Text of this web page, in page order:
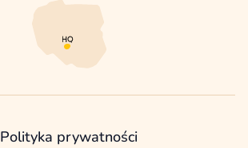
Polityka prywatności